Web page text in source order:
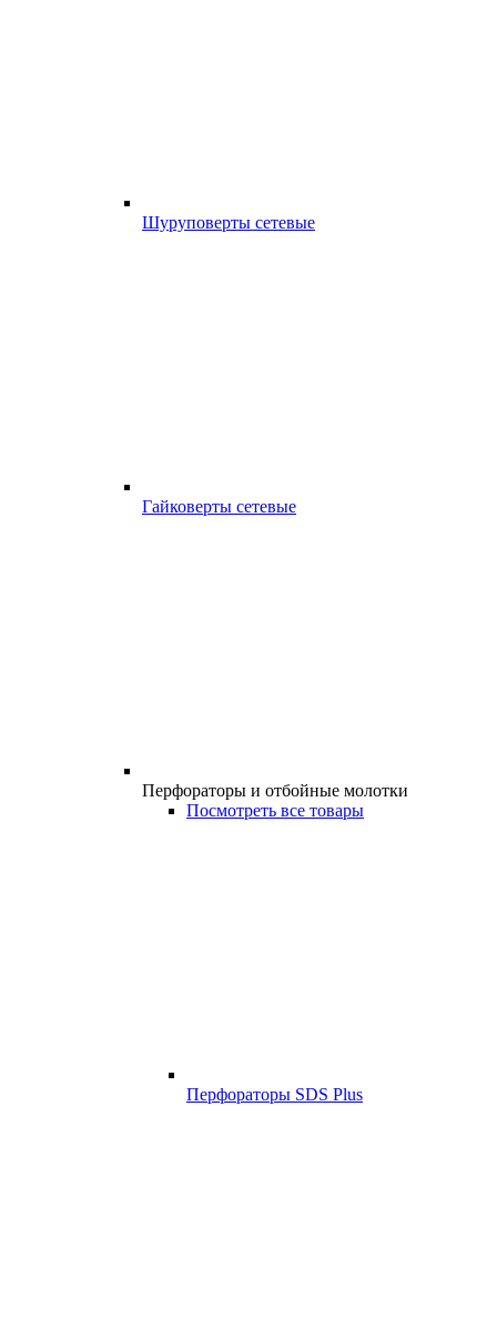
Шуруповерты сетевые
Гайковерты сетевые
Перфораторы и отбойные молотки
Посмотреть все товары
Перфораторы SDS Plus